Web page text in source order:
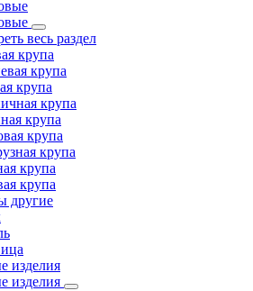
весь раздел
крупа
крупа
крупа
крупа
крупа
крупа
крупа
крупа
крупа
другие
изделия
изделия